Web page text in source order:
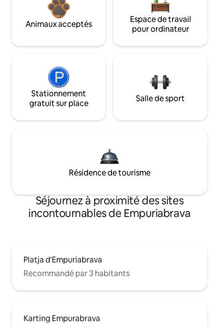
Animaux acceptés
Espace de travail
pour ordinateur
Stationnement
gratuit sur place
Salle de sport
Résidence de tourisme
Séjournez à proximité des sites
incontournables de Empuriabrava
Platja d'Empuriabrava
Recommandé par 3 habitants
Karting Empurabrava